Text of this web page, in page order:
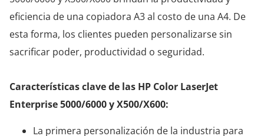
eficiencia de una copiadora A3 al costo de una A4. De
esta forma, los clientes pueden personalizarse sin
sacrificar poder, productividad o seguridad.
Características clave de las HP Color LaserJet
Enterprise 5000/6000 y X500/X600:
La primera personalización de la industria para